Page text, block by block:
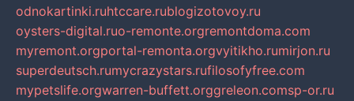
odnokartinki.ruhtccare.rublogizotovoy.ru
oysters-digital.ruo-remonte.orgremontdoma.com
myremont.orgportal-remonta.orgvyitikho.rumirjon.ru
superdeutsch.rumycrazystars.rufilosofyfree.com
mypetslife.orgwarren-buffett.orggreleon.comsp-or.ru